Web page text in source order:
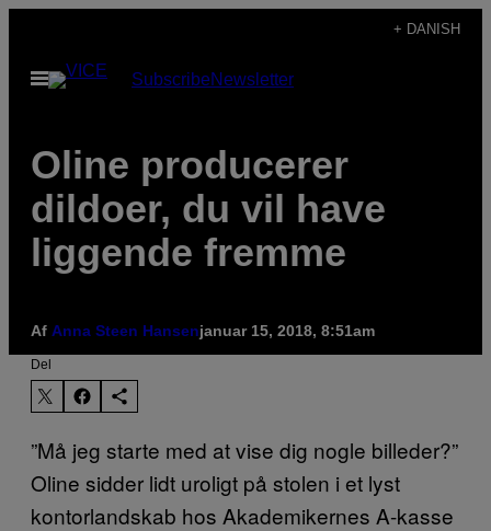
indhold
+ DANISH
Åbn
Menu
SubscribeNewsletter
Oline producerer
dildoer, du vil have
liggende fremme
Af Anna Steen Hansenjanuar 15, 2018, 8:51am
Del
”Må jeg starte med at vise dig nogle billeder?”
Oline sidder lidt uroligt på stolen i et lyst
kontorlandskab hos Akademikernes A-kasse